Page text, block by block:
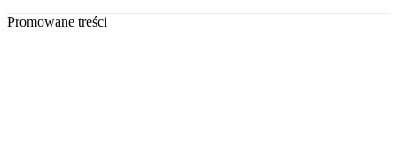
Promowane treści